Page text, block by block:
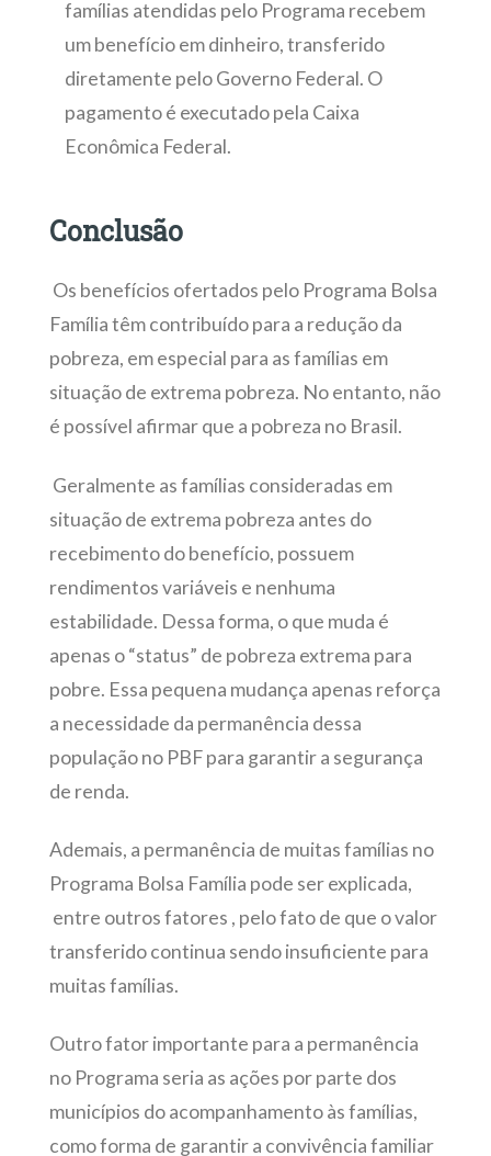
famílias atendidas pelo Programa recebem
um benefício em dinheiro, transferido
diretamente pelo Governo Federal. O
pagamento é executado pela Caixa
Econômica Federal.
Conclusão
Os benefícios ofertados pelo Programa Bolsa
Família têm contribuído para a redução da
pobreza, em especial para as famílias em
situação de extrema pobreza. No entanto, não
é possível afirmar que a pobreza no Brasil.
Geralmente as famílias consideradas em
situação de extrema pobreza antes do
recebimento do benefício, possuem
rendimentos variáveis e nenhuma
estabilidade. Dessa forma, o que muda é
apenas o “status” de pobreza extrema para
pobre. Essa pequena mudança apenas reforça
a necessidade da permanência dessa
população no PBF para garantir a segurança
de renda.
Ademais, a permanência de muitas famílias no
Programa Bolsa Família pode ser explicada,
entre outros fatores , pelo fato de que o valor
transferido continua sendo insuficiente para
muitas famílias.
Outro fator importante para a permanência
no Programa seria as ações por parte dos
municípios do acompanhamento às famílias,
como forma de garantir a convivência familiar